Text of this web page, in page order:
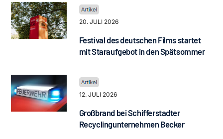
20. JULI 2026
Festival des deutschen Films startet
mit Staraufgebot in den Spätsommer
12. JULI 2026
Großbrand bei Schifferstadter
Recyclingunternehmen Becker